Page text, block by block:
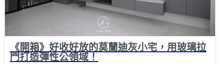
《開箱》好收好放的莫蘭迪灰小宅，用玻璃拉
門打造彈性公領域！